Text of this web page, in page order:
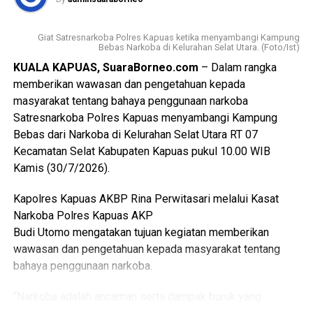
Lebih lanjut ia juga mengingatkan seluruh pihak yang
“Mutu konstruksi harus menjadi perhatian utama agar jalan
yang dibangun memiliki daya tahan yang baik dan dapat
dimanfaatkan masyarakat dalam jangka panjang,” ujarnya.
(Ujg/SB)
Views: 30
Bagikan ke
WhatsApp 0 Facebook 0
Messenger 0 Twitter/X 0
Giat Satresnarkoba Polres Kapuas ketika menyambangi Kampung
Bebas Narkoba di Kelurahan Selat Utara. (Foto/Ist)
KUALA KAPUAS, SuaraBorneo.com – Dalam rangka
memberikan wawasan dan pengetahuan kepada
masyarakat tentang bahaya penggunaan narkoba
Satresnarkoba Polres Kapuas menyambangi Kampung
Bebas dari Narkoba di Kelurahan Selat Utara RT 07
Kecamatan Selat Kabupaten Kapuas pukul 10.00 WIB
Kamis (30/7/2026).
Kapolres Kapuas AKBP Rina Perwitasari melalui Kasat
Narkoba Polres Kapuas AKP
Budi Utomo mengatakan tujuan kegiatan memberikan
wawasan dan pengetahuan kepada masyarakat tentang
bahaya penggunaan narkoba.